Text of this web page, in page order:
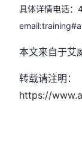
具体详情电话
本文来自于艾
转载请注明：
https://